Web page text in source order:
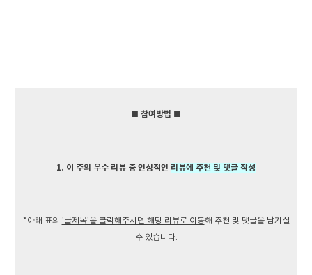
■ 참여방법 ■
1. 이 주의 우수 리뷰 중 인상적인 리뷰에 추천 및 댓글 작성
*아래 표의 '글제목'을 클릭해주시면 해당 리뷰로 이동해 추천 및 댓글을 남기실
수 있습니다.